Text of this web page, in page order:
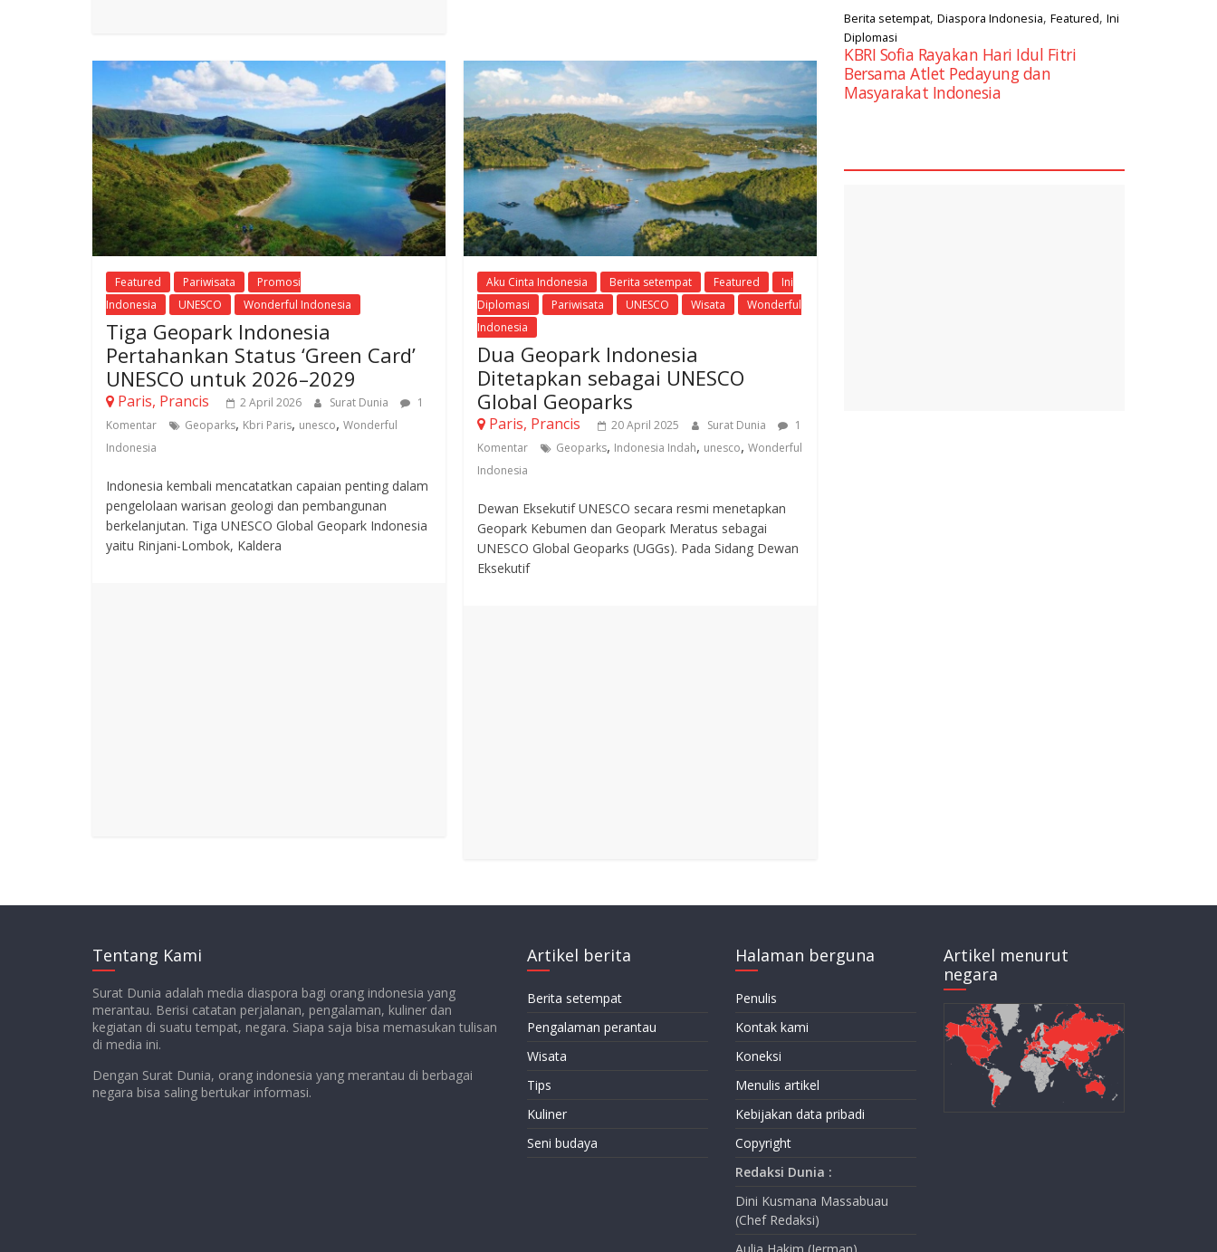
Featured Pariwisata
Promosi
Indonesia
UNESCO Wonderful Indonesia
Tiga Geopark Indonesia
Pertahankan Status ‘Green Card’
UNESCO untuk 2026–2029
Paris, Prancis 2 April 2026 Surat Dunia
1
Komentar
Geoparks, Kbri Paris, unesco, Wonderful
Indonesia
Indonesia kembali mencatatkan capaian penting dalam
pengelolaan warisan geologi dan pembangunan
berkelanjutan. Tiga UNESCO Global Geopark Indonesia
yaitu Rinjani-Lombok, Kaldera
Aku Cinta Indonesia Berita setempat Featured
Ini
Diplomasi
Pariwisata UNESCO Wisata
Wonderful
Indonesia
Dua Geopark Indonesia
Ditetapkan sebagai UNESCO
Global Geoparks
Paris, Prancis 20 April 2025 Surat Dunia
1
Komentar
Geoparks, Indonesia Indah, unesco,Wonderful
Indonesia
Dewan Eksekutif UNESCO secara resmi menetapkan
Geopark Kebumen dan Geopark Meratus sebagai
UNESCO Global Geoparks (UGGs). Pada Sidang Dewan
Eksekutif
Berita setempat, Diaspora Indonesia, Featured, Ini
Diplomasi
KBRI Sofia Rayakan Hari Idul Fitri
Bersama Atlet Pedayung dan
Masyarakat Indonesia
Tentang Kami
Surat Dunia adalah media diaspora bagi orang indonesia yang
merantau. Berisi catatan perjalanan, pengalaman, kuliner dan
kegiatan di suatu tempat, negara. Siapa saja bisa memasukan tulisan
di media ini.
Dengan Surat Dunia, orang indonesia yang merantau di berbagai
negara bisa saling bertukar informasi.
Artikel berita
Berita setempat
Pengalaman perantau
Wisata
Tips
Kuliner
Seni budaya
Halaman berguna
Penulis
Kontak kami
Koneksi
Menulis artikel
Kebijakan data pribadi
Copyright
Redaksi Dunia :
Dini Kusmana Massabuau
(Chef Redaksi)
Artikel menurut
negara